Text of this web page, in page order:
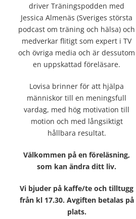
driver Träningspodden med
Jessica Almenäs (Sveriges största
podcast om träning och hälsa) och
medverkar flitigt som expert i TV
och övriga media och är dessutom
en uppskattad föreläsare.
Lovisa brinner för att hjälpa
människor till en meningsfull
vardag, med hög motivation till
motion och med långsiktigt
hållbara resultat.
Välkommen på en föreläsning,
som kan ändra ditt liv.
Vi bjuder på kaffe/te och tilltugg
från kl 17.30. Avgiften betalas på
plats.